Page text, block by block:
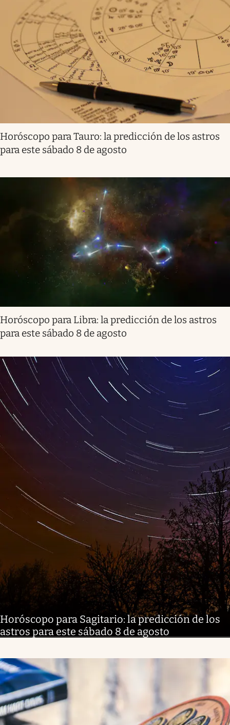
Horóscopo para Tauro: la predicción de los astros
para este sábado 8 de agosto
Horóscopo para Libra: la predicción de los astros
para este sábado 8 de agosto
Horóscopo para Sagitario: la predicción de los
astros para este sábado 8 de agosto